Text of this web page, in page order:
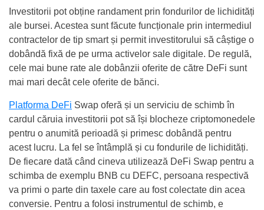
Investitorii pot obține randament prin fondurilor de lichidități
ale bursei. Acestea sunt făcute funcționale prin intermediul
contractelor de tip smart și permit investitorului să câștige o
dobândă fixă de pe urma activelor sale digitale. De regulă,
cele mai bune rate ale dobânzii oferite de către DeFi sunt
mai mari decât cele oferite de bănci.
Platforma DeFi Swap oferă și un serviciu de schimb în
cardul căruia investitorii pot să își blocheze criptomonedele
pentru o anumită perioadă și primesc dobândă pentru
acest lucru. La fel se întâmplă și cu fondurile de lichidități.
De fiecare dată când cineva utilizează DeFi Swap pentru a
schimba de exemplu BNB cu DEFC, persoana respectivă
va primi o parte din taxele care au fost colectate din acea
conversie. Pentru a folosi instrumentul de schimb, e